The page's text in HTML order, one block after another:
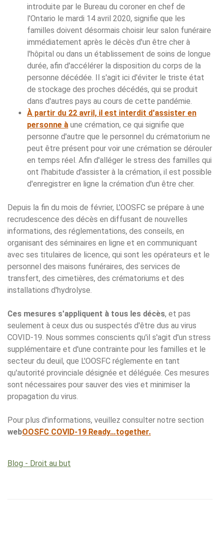
introduite par le Bureau du coroner en chef de
l'Ontario le mardi 14 avril 2020, signifie que les
familles doivent désormais choisir leur salon funéraire
immédiatement après le décès d'un être cher à
l'hôpital ou dans un établissement de soins de longue
durée, afin d'accélérer la disposition du corps de la
personne décédée. Il s'agit ici d'éviter le triste état
de stockage des proches décédés, qui se produit
dans d'autres pays au cours de cette pandémie.
À partir du 22 avril, il est interdit d'assister en
personne à une crémation, ce qui signifie que
personne d'autre que le personnel du crématorium ne
peut être présent pour voir une crémation se dérouler
en temps réel. Afin d'alléger le stress des familles qui
ont l'habitude d'assister à la crémation, il est possible
d'enregistrer en ligne la crémation d'un être cher.
Depuis la fin du mois de février, L'OOSFC se prépare à une
recrudescence des décès en diffusant de nouvelles
informations, des réglementations, des conseils, en
organisant des séminaires en ligne et en communiquant
avec ses titulaires de licence, qui sont les opérateurs et le
personnel des maisons funéraires, des services de
transfert, des cimetières, des crématoriums et des
installations d'hydrolyse.
Ces mesures s'appliquent à tous les décès, et pas
seulement à ceux dus ou suspectés d'être dus au virus
COVID-19. Nous sommes conscients qu'il s'agit d'un stress
supplémentaire et d'une contrainte pour les familles et le
secteur du deuil, que L'OOSFC réglemente en tant
qu'autorité provinciale désignée et déléguée. Ces mesures
sont nécessaires pour sauver des vies et minimiser la
propagation du virus.
Pour plus d'informations, veuillez consulter notre section
webOOSFC COVID-19 Ready…together.
Blog - Droit au but